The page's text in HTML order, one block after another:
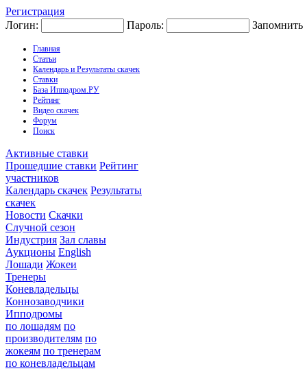
Регистрация
Логин:
Пароль: Запомнить
Главная
Статьи
Календарь и Результаты скачек
Ставки
База Ипподром.РУ
Рейтинг
Видео скачек
Форум
Поиск
Активные ставки
Прошедшие ставки Рейтинг
участников
Календарь скачек Результаты
скачек
Новости Скачки
Случной сезон
Индустрия Зал славы
Аукционы English
Лошади Жокеи
Тренеры
Коневладельцы
Коннозаводчики
Ипподромы
по лошадям по
производителям по
жокеям по тренерам
по коневладельцам